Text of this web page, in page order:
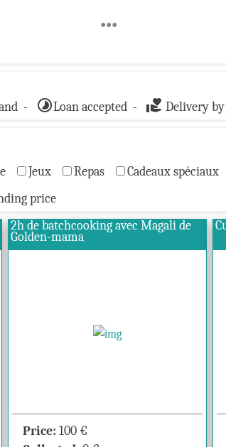
•••
- timelapseLoan accepted - volunteer_activism Delivery
Jeux Repas
Cadeaux spéciaux
price
2h de batchcooking avec Magali de
Golden-mama
Price: 100 €